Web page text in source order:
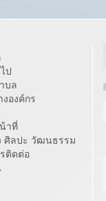
ป
บล
งองค์กร
าที่
ศิลปะ วัฒนธรรม
ติดต่อ